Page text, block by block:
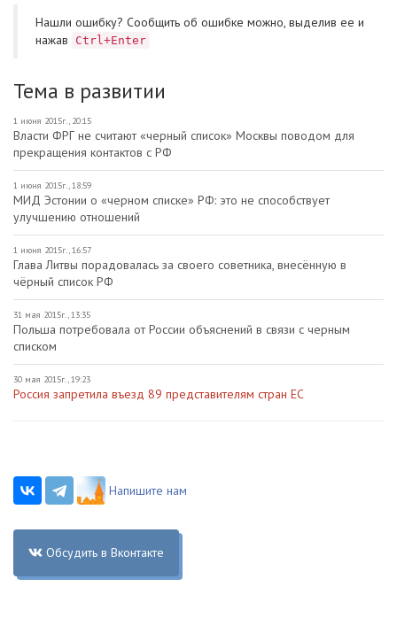
Нашли ошибку? Cообщить об ошибке можно, выделив ее и
нажав
Ctrl+Enter
Тема в развитии
1 июня 2015г., 20:15
Власти ФРГ не считают «черный список» Москвы поводом для
прекращения контактов с РФ
1 июня 2015г., 18:59
МИД Эстонии о «черном списке» РФ: это не способствует
улучшению отношений
1 июня 2015г., 16:57
Глава Литвы порадовалась за своего советника, внесённую в
чёрный список РФ
31 мая 2015г., 13:35
Польша потребовала от России объяснений в связи с черным
списком
30 мая 2015г., 19:23
Россия запретила въезд 89 представителям стран ЕС
Напишите нам
Обсудить в Вконтакте